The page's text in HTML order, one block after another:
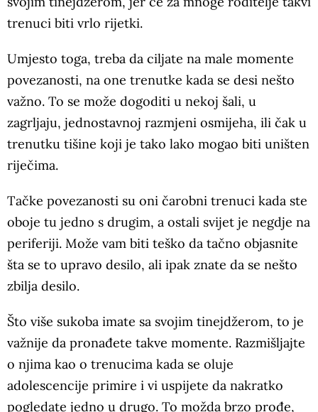
trenuci biti vrlo rijetki.
Umjesto toga, treba da ciljate na male momente
povezanosti, na one trenutke kada se desi nešto
važno. To se može dogoditi u nekoj šali, u
zagrljaju, jednostavnoj razmjeni osmijeha, ili čak u
trenutku tišine koji je tako lako mogao biti uništen
riječima.
Tačke povezanosti su oni čarobni trenuci kada ste
oboje tu jedno s drugim, a ostali svijet je negdje na
periferiji. Može vam biti teško da tačno objasnite
šta se to upravo desilo, ali ipak znate da se nešto
zbilja desilo.
Što više sukoba imate sa svojim tinejdžerom, to je
važnije da pronađete takve momente. Razmišljajte
o njima kao o trenucima kada se oluje
adolescencije primire i vi uspijete da nakratko
pogledate jedno u drugo. To možda brzo prođe,